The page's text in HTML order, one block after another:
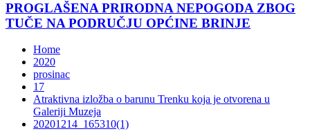
PROGLAŠENA PRIRODNA NEPOGODA ZBOG
TUČE NA PODRUČJU OPĆINE BRINJE
Home
2020
prosinac
17
Atraktivna izložba o barunu Trenku koja je otvorena u
Galeriji Muzeja
20201214_165310(1)